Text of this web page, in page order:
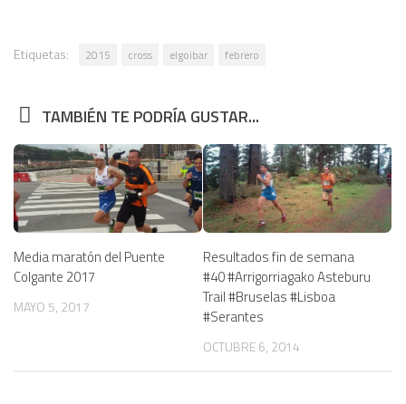
Etiquetas: 2015 cross elgoibar febrero
TAMBIÉN TE PODRÍA GUSTAR...
Media maratón del Puente
Colgante 2017
MAYO 5, 2017
Resultados fin de semana
#40 #Arrigorriagako Asteburu
Trail #Bruselas #Lisboa
#Serantes
OCTUBRE 6, 2014